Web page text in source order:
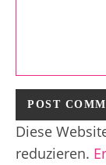
Diese
reduzieren.